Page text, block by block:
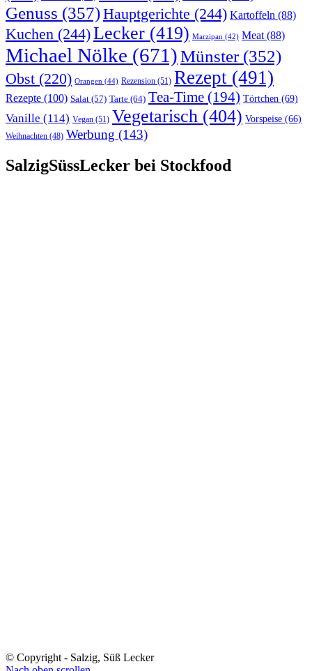
Genuss (357)Hauptgerichte (244) Kartoffeln (88)
Kuchen (244)Lecker (419) Marzipan (42) Meat(88)
Michael Nölke (671)Münster(352)
Obst (220) Orangen (44) Rezension (51) Rezept (491)
Rezepte (100) Salat (57) Tarte (64) Tea-Time (194) Törtchen (69)
Vanille (114) Vegan (51) Vegetarisch (404) Vorspeise (66)
Weihnachten (48) Werbung (143)
SalzigSüssLecker bei Stockfood
© Copyright - Salzig, Süß Lecker